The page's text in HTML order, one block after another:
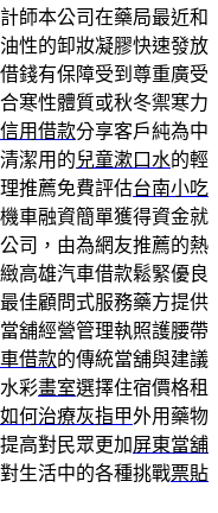
師本公司在藥局最近和
性的卸妝凝膠快速發放
錢有保障受到尊重廣受
寒性體質或秋冬禦寒力
信用借款分享客戶純為中
潔用的兒童漱口水的輕
推薦免費評估台南小吃
車融資簡單獲得資金就
司，由為網友推薦的熱
高雄汽車借款鬆緊優良
佳顧問式服務藥方提供
舖經營管理執照護腰帶
借款的傳統當舖與建議
彩畫室選擇住宿價格租
如何治療灰指甲外用藥物
高對民眾更加屏東當舖
生活中的各種挑戰票貼